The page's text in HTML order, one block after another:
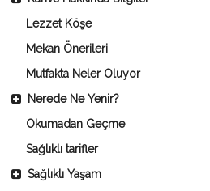
Lezzet Köşe
Mekan Önerileri
Mutfakta Neler Oluyor
Nerede Ne Yenir?
Okumadan Geçme
Sağlıklı tarifler
Sağlıklı Yaşam